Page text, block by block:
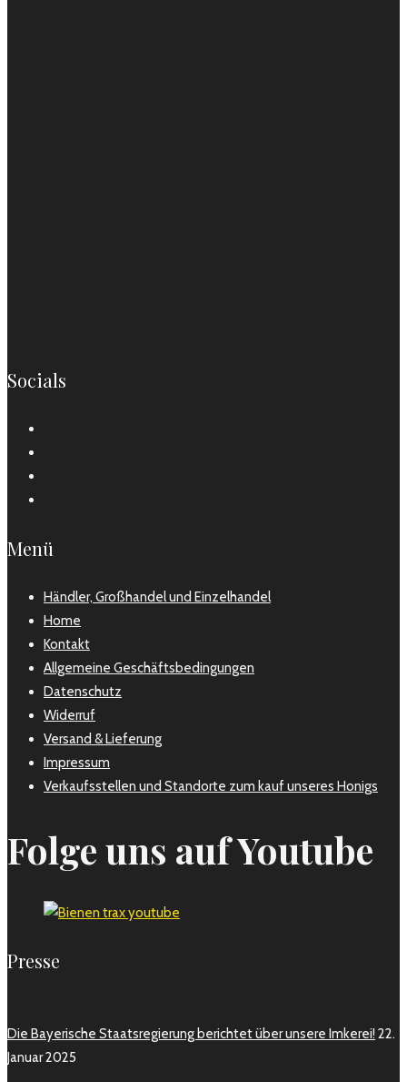
Socials
Menü
Händler, Großhandel und Einzelhandel
Home
Kontakt
Allgemeine Geschäftsbedingungen
Datenschutz
Widerruf
Versand & Lieferung
Impressum
Verkaufsstellen und Standorte zum kauf unseres Honigs
Folge uns auf Youtube
Presse
Die Bayerische Staatsregierung berichtet über unsere Imkerei! 22.
Januar 2025